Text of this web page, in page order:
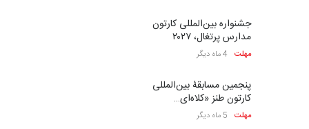
جشنواره بین‌المللی کارتون
مدارس پرتغال، ۲۰۲۷
مهلت 4 ماه دیگر
پنجمین مسابقۀ بین‌المللی
کارتون طنز «کلاه‌ای…
مهلت 5 ماه دیگر